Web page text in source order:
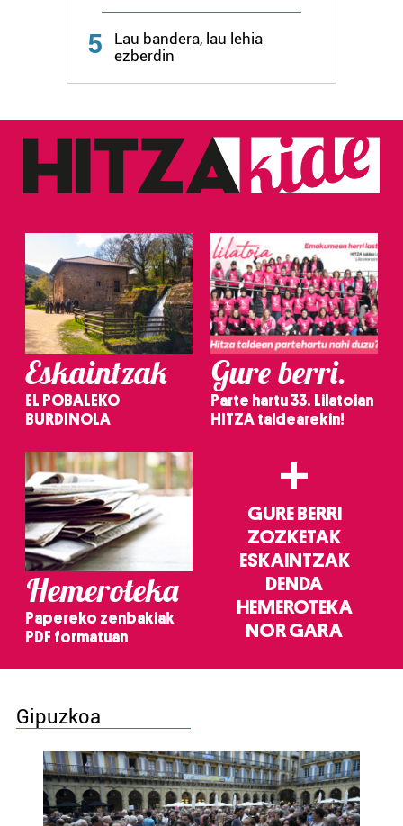
zerbitzuak hobetzeko asmoz, cookie teknologiaz
5
Lau bandera, lau lehia
ezberdin
Eskaintzak
EL POBALEKO
BURDINOLA
Gure berri.
Parte hartu 33. Lilatoian
HITZA taldearekin!
Hemeroteka
Papereko zenbakiak
PDF formatuan
+
GURE BERRI
ZOZKETAK
ESKAINTZAK
DENDA
HEMEROTEKA
NOR GARA
Gipuzkoa